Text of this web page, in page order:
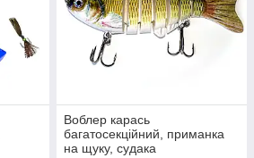
Воблер карась
багатосекційний, приманка
на щуку, судака